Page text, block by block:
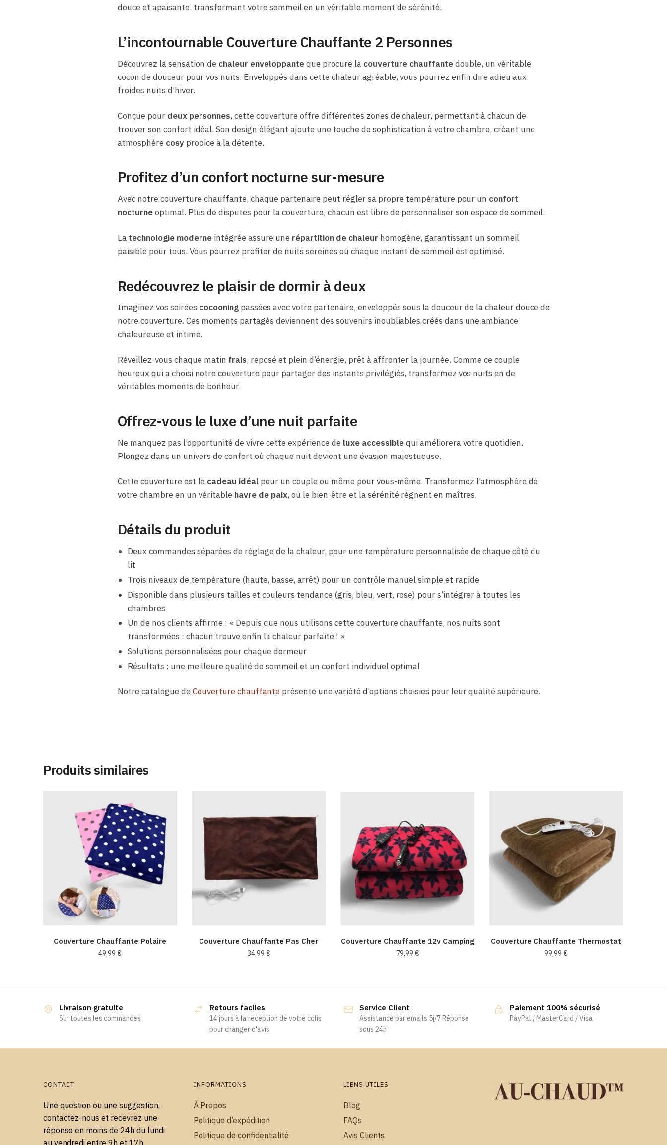
douce et apaisante, transformant votre sommeil en un véritable moment de sérénité.
L’incontournable Couverture Chauffante 2 Personnes
Découvrez la sensation de chaleur enveloppanteque procure la couverture chauffantedouble, un véritable
cocon de douceur pour vos nuits. Enveloppés dans cette chaleur agréable, vous pourrez enfin dire adieu aux
froides nuits d’hiver.
Conçue pour deux personnes, cette couverture offre différentes zones de chaleur, permettant à chacun de
trouver son confort idéal. Son design élégant ajoute une touche de sophistication à votre chambre, créant une
atmosphère cosypropice à la détente.
Profitez d’un confort nocturne sur-mesure
Avec notre couverture chauffante, chaque partenaire peut régler sa propre température pour un confort
nocturneoptimal. Plus de disputes pour la couverture, chacun est libre de personnaliser son espace de sommeil.
La technologie moderneintégrée assure une répartition de chaleur homogène, garantissant un sommeil
paisible pour tous. Vous pourrez profiter de nuits sereines où chaque instant de sommeil est optimisé.
Redécouvrez le plaisir de dormir à deux
Imaginez vos soirées cocooningpassées avec votre partenaire, enveloppés sous la douceur de la chaleur douce de
notre couverture. Ces moments partagés deviennent des souvenirs inoubliables créés dans une ambiance
chaleureuse et intime.
Réveillez-vous chaque matin frais, reposé et plein d’énergie, prêt à affronter la journée. Comme ce couple
heureux qui a choisi notre couverture pour partager des instants privilégiés, transformez vos nuits en de
véritables moments de bonheur.
Offrez-vous le luxe d’une nuit parfaite
Ne manquez pas l’opportunité de vivre cette expérience de luxe accessiblequi améliorera votre quotidien.
Plongez dans un univers de confort où chaque nuit devient une évasion majestueuse.
Cette couverture est le cadeau idéalpour un couple ou même pour vous-même. Transformez l’atmosphère de
votre chambre en un véritable havre de paix, où le bien-être et la sérénité règnent en maîtres.
Détails du produit
Deux commandes séparées de réglage de la chaleur, pour une température personnalisée de chaque côté du
lit
Trois niveaux de température (haute, basse, arrêt) pour un contrôle manuel simple et rapide
Disponible dans plusieurs tailles et couleurs tendance (gris, bleu, vert, rose) pour s’intégrer à toutes les
chambres
Un de nos clients affirme : « Depuis que nous utilisons cette couverture chauffante, nos nuits sont
transformées : chacun trouve enfin la chaleur parfaite ! »
Solutions personnalisées pour chaque dormeur
Résultats : une meilleure qualité de sommeil et un confort individuel optimal
Notre catalogue deCouverture chauffanteprésente une variété d’options choisies pour leur qualité supérieure.
Produits similaires
Couverture Chauffante Polaire
49,99€
plusieurs
variations.
options
la
page
du
Couverture Chauffante Pas Cher
34,99 €
Couverture Chauffante 12v Camping
79,99 €
Couverture Chauffante Thermostat
99,99€
Livraison gratuite
Sur toutes les commandes
Retours faciles
14 jours à la réception de votre colis
pour changer d'avis
Service Client
Assistance par emails 5j/7 Réponse
sous 24h
Paiement 100% sécurisé
PayPal / MasterCard / Visa
CONTACT
Une question ou une suggestion,
contactez-nous et recevrez une
réponse en moins de 24h du lundi
au vendredi entre 9h et 17h
INFORMATIONS
À Propos
Politique d’expédition
Politique de confidentialité
LIENS UTILES
Blog
FAQs
Avis Clients